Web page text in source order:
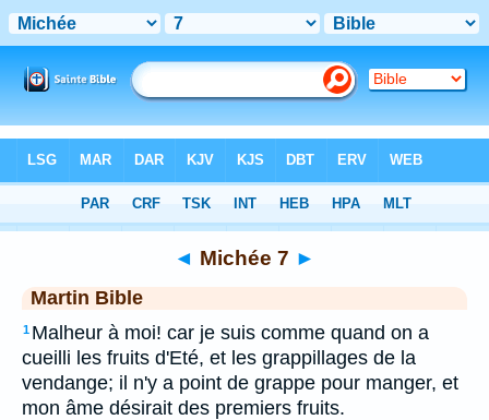
> Michée 7
◄ Michée 7 ►
Martin Bible
1 Malheur à moi! car je suis comme quand on a
cueilli les fruits d'Eté, et les grappillages de la
vendange; il n'y a point de grappe pour manger, et
mon âme désirait des premiers fruits.